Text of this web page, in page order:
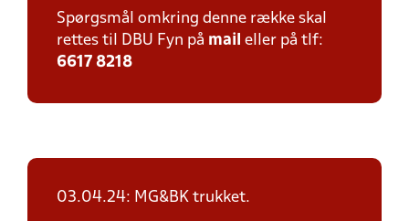
Spørgsmål omkring denne række skal
rettes til DBU Fyn på mail eller på tlf:
6617 8218
03.04.24: MG&BK trukket.